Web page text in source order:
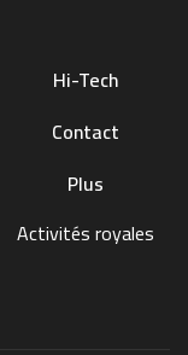
Hi-Tech
Contact
Plus
Activités royales